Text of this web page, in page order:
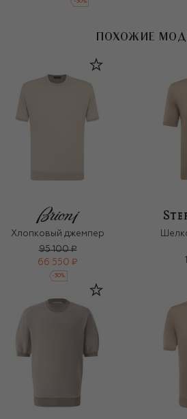
-30%
ПОХОЖИЕ
Хлопковый джемпер
95 100 ₽
66 550 ₽
-30%